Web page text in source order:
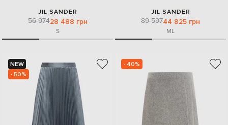
JIL SANDER
56 97428 488 грн
S
JIL SANDER
89 59744 825 грн
ML
NEW
- 50%
- 40%